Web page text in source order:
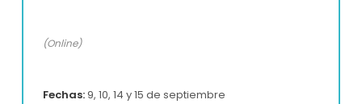
(Online)
Fechas:9, 10, 14 y 15 de septiembre